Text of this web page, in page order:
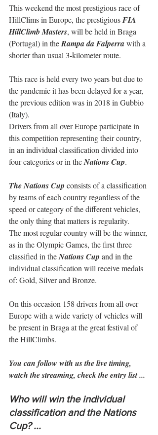
This weekend the most prestigious race of
HillClims in Europe, the prestigious FIA
HillClimb Masters, will be held in Braga
(Portugal) in the Rampa da Falperra with a
shorter than usual 3-kilometer route.
This race is held every two years but due to
the pandemic it has been delayed for a year,
the previous edition was in 2018 in Gubbio
(Italy).
Drivers from all over Europe participate in
this competition representing their country,
in an individual classification divided into
four categories or in the Nations Cup.
The Nations Cup consists of a classification
by teams of each country regardless of the
speed or category of the different vehicles,
the only thing that matters is regularity.
The most regular country will be the winner,
as in the Olympic Games, the first three
classified in the Nations Cup and in the
individual classification will receive medals
of: Gold, Silver and Bronze.
On this occasion 158 drivers from all over
Europe with a wide variety of vehicles will
be present in Braga at the great festival of
the HillClimbs.
You can follow with us the live timing,
watch the streaming, check the entry list ...
Who will win the individual
classification and the Nations
Cup? ...